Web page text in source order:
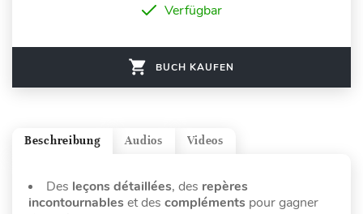
Verfügbar
BUCH KAUFEN
Videos
Audios
Beschreibung
Des leçons détaillées, des repères
incontournables et des compléments pour gagner